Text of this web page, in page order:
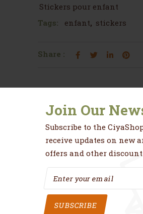
Join Our
Subscribe to the
receive updates on new
offers and other
SUBSCRIBE
Stickers pour enfant
Tags:
enfant, stickers
Share :
.
métal, placard, plastique